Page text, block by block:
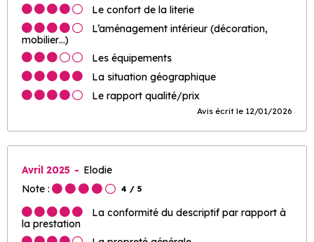
Le confort de la literie
L’aménagement intérieur (décoration,
mobilier…)
Les équipements
La situation géographique
Le rapport qualité/prix
Avis écrit le 12/01/2026
Avril 2025
Elodie
Note :
4 / 5
La conformité du descriptif par rapport à
la prestation